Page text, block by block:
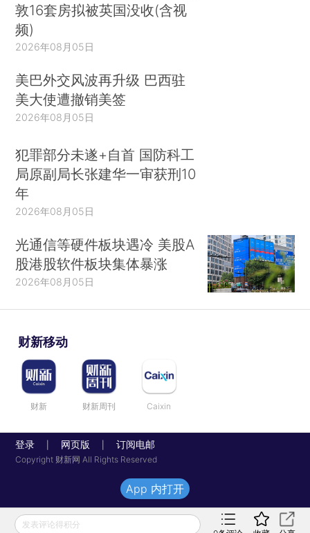
敦16套房拟被英国没收(含视
频)
2026年08月05日
美巴外交风波再升级 巴西驻
美大使遭撤销美签
2026年08月05日
犯罪部分未遂+自首 国防科工
局原副局长张建华一审获刑10
年
2026年08月05日
光通信等硬件板块遇冷 美股A
股港股软件板块集体暴涨
2026年08月05日
财新移动
财新 财新周刊 Caixin
登录 网页版 订阅电邮
Copyright 财新网 All Rights Reserved
发表评论得积分
App 内打开